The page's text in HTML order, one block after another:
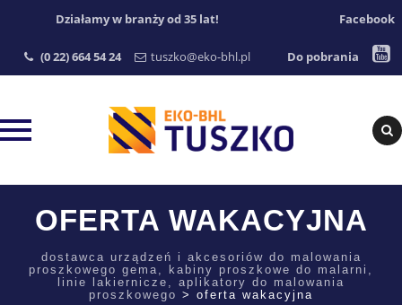
Działamy w branży od 35 lat!
(0 22) 664 54 24 tuszko@eko-bhl.pl
Facebook
Do pobrania
contentOFERTA WAKACYJNA
dostawca urządzeń i akcesoriów do malowania
proszkowego gema, kabiny proszkowe do malarni,
linie lakiernicze, aplikatory do malowania
proszkowego > oferta wakacyjna